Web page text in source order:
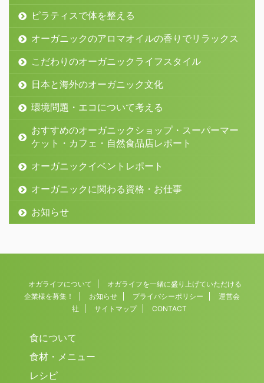
ピラティスで体を整える
オーガニックのアロマオイルの香りでリラックス
こだわりのオーガニックライフスタイル
日本と海外のオーガニック文化
環境問題・エコについて考える
おすすめのオーガニックショップ・スーパーマー
ケット・カフェ・自然食品店レポート
オーガニックイベントレポート
オーガニックに関わる資格・お仕事
お知らせ
オガライフについて
オガライフを一緒に盛り上げていただける
企業様を募集！
お知らせ プライバシーポリシー
運営会
社
サイトマップ CONTACT
食について
食材・メニュー
レシピ